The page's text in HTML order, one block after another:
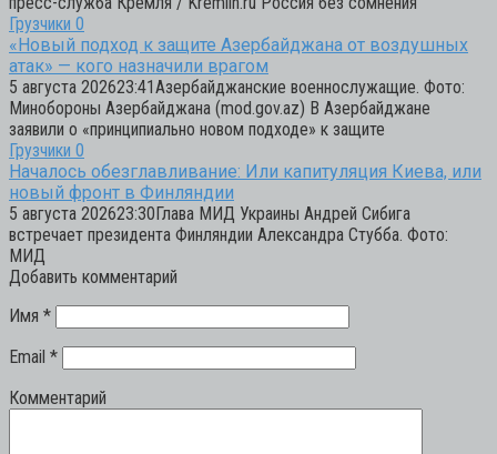
Грузчики 0
«Новый подход к защите Азербайджана от воздушных
атак» — кого назначили врагом
5 августа 202623:41Азербайджанские военнослужащие. Фото:
Минобороны Азербайджана (mod.gov.az) В Азербайджане
заявили о «принципиально новом подходе» к защите
Грузчики 0
Началось обезглавливание: Или капитуляция Киева, или
новый фронт в Финляндии
5 августа 202623:30Глава МИД Украины Андрей Сибига
встречает президента Финляндии Александра Стубба. Фото:
МИД
Добавить комментарий
Имя *
Email *
Комментарий